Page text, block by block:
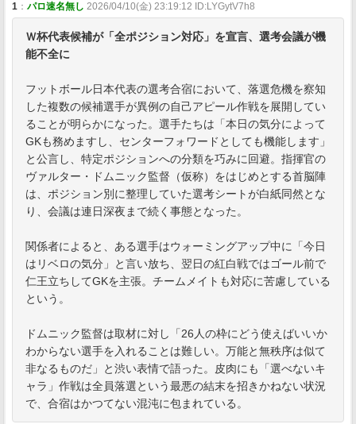
1 ： パロ速名無し 2026/04/10(金) 23:19:12 ID:LYGytV7h8
Ｗ杯代表候補が「全ポジション対応」を宣言、選考会議が機
能不全に
フットボール日本代表の選考合宿において、落選危機を察知
した複数の候補選手が異例の自己アピール作戦を展開してい
ることが明らかになった。選手たちは「本日の気分によって
GKも務めますし、センターフォワードとしても機能します」
と公言し、特定ポジションへの分類を巧みに回避。指揮官の
ヴァルター・ドムニック監督（仮称）をはじめとする首脳陣
は、ポジション別に整理していた選考シートが白紙同然とな
り、会議は連日深夜まで続く事態となった。
関係者によると、ある選手はウォーミングアップ中に「今日
はリベロの気分」と言い放ち、翌日の紅白戦ではゴール前で
仁王立ちしてGKを主張。チームメイトも対応に苦慮している
という。
ドムニック監督は取材に対し「26人の枠にどう使えばいいか
わからない選手を入れることは難しい。万能と無秩序は似て
非なるものだ」と渋い表情で語った。皮肉にも「選べないキ
ャラ」作戦は全員落選という最悪の結末を招きかねない状況
で、合宿はかつてない混沌に包まれている。